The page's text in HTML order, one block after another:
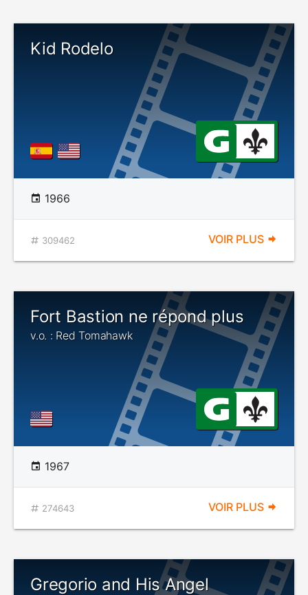
Kid Rodelo
1966
309462 VOIR PLUS
Fort Bastion ne répond plus
v.o. : Red Tomahawk
1967
274643 VOIR PLUS
Gregorio and His Angel